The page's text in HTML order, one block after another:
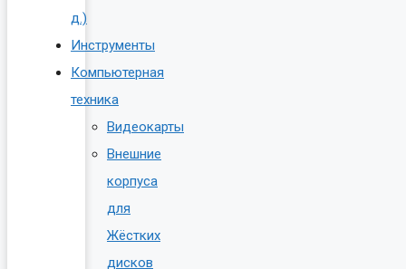
д.)
Инструменты
Компьютерная
техника
Видеокарты
Внешние
корпуса
для
Жёстких
дисков